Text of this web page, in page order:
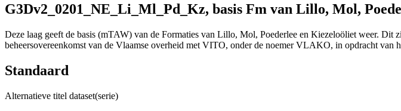
G3Dv2_0201_NE_Li_Ml_Pd_Kz, basis Fm van Lillo, Mol,
Deze laag geeft de basis (mTAW) van de Formaties van Lillo, Mol, Poederlee en Kiezeloöliet weer.
beheersovereenkomst van de Vlaamse overheid met VITO, onder de noemer VLAKO, in opdracht
Standaard
Alternatieve titel dataset(serie)